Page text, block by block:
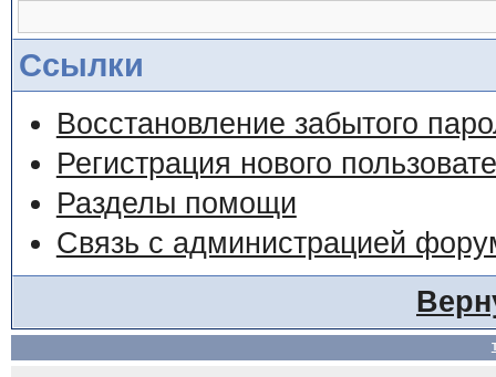
Ссылки
Восстановление забытого
Регистрация нового
Разделы помощи
Связь с администрацией